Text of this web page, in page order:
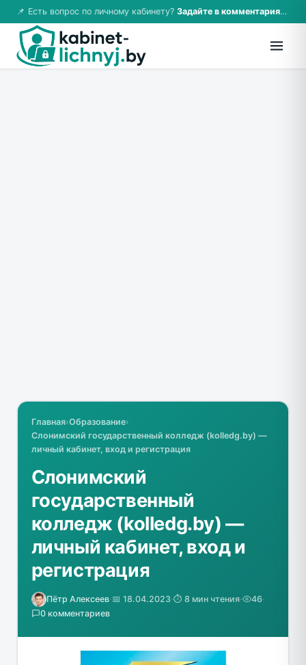
📌 Есть вопрос по личному кабинету? Задайте в комментариях — ответим!
Главная›Образование›
Слонимский государственный колледж (kolledg.by) —
личный кабинет, вход и регистрация
Слонимский
государственный
колледж (kolledg.by) —
личный кабинет, вход и
регистрация
Пётр Алексеев·📅 18.04.2023·⏱️ 8 мин чтения· 46·
0 комментариев